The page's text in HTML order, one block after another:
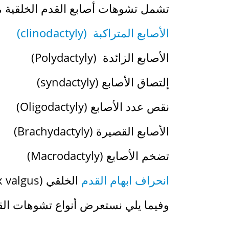
تشمل تشوهات أصابع القدم الخلقية
الأصابع المتراكبة (clinodactyly)
الأصابع الزائدة (Polydactyly)
إلتصاق الأصابع (syndactyly)
نقص عدد الأصابع (Oligodactyly)
الأصابع القصيرة (Brachydactyly)
تضخم الأصابع (Macrodactyly)
انحراف ابهام القدم الخلقي (congenital hallux valgus)
وفيما يلي نستعرض أنواع تشوهات